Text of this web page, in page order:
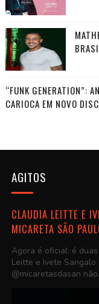
“FUNK GENERATION”:
CARIOCA EM NOVO
AGITOS
CLAUDIA LEITTE E
MICARETA SÃO
Agora é oficial: é
Leitte e Ivete Sangalo
@micaretasdasan